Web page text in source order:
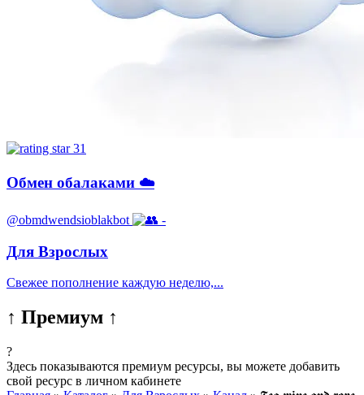
31
Обмен обалаками ☁️
@obmdwendsioblakbot -
Для Взрослых
Свежее пополнение каждую неделю,...
↑ Премиум ↑
?
Здесь показываются премиум ресурсы, вы можете добавить
свой ресурс в личном кабинете